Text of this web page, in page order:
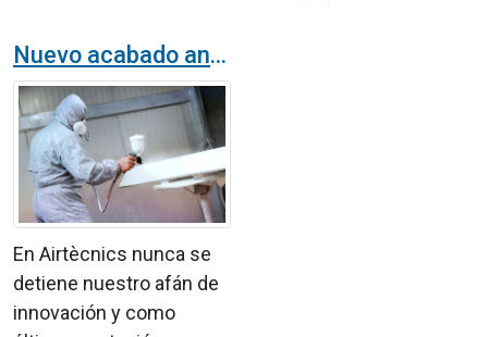
Nuevo acabado anticorrosión para productos del catálogo Airtècnics
En Airtècnics nunca se
detiene nuestro afán de
innovación y como